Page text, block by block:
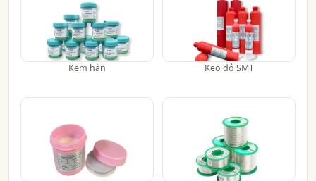
Kem hàn Keo đỏ SMT